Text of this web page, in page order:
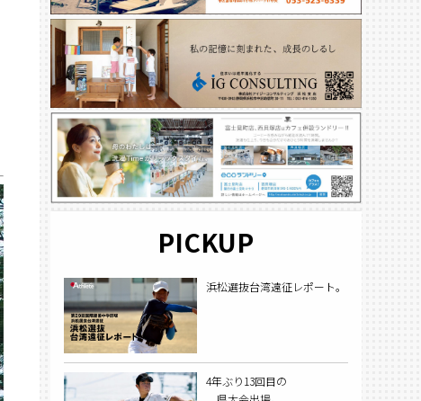
PICKUP
浜松選抜台湾遠征レポート。
4年ぶり13回目の